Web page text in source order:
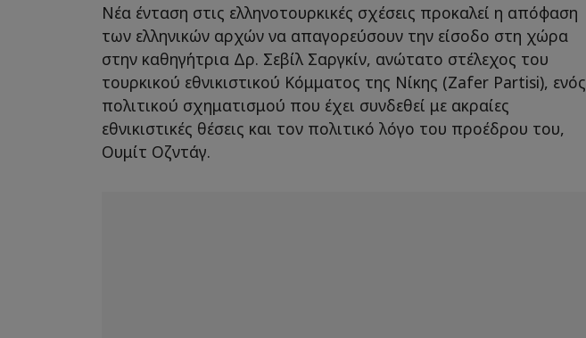
Νέα ένταση στις ελληνοτουρκικές σχέσεις προκαλεί η απόφαση
των ελληνικών αρχών να απαγορεύσουν την είσοδο στη χώρα
στην καθηγήτρια Δρ. Σεβίλ Σαργκίν, ανώτατο στέλεχος του
τουρκικού εθνικιστικού Κόμματος της Νίκης (Zafer Partisi), ενός
πολιτικού σχηματισμού που έχει συνδεθεί με ακραίες
εθνικιστικές θέσεις και τον πολιτικό λόγο του προέδρου του,
Ουμίτ Οζντάγ.